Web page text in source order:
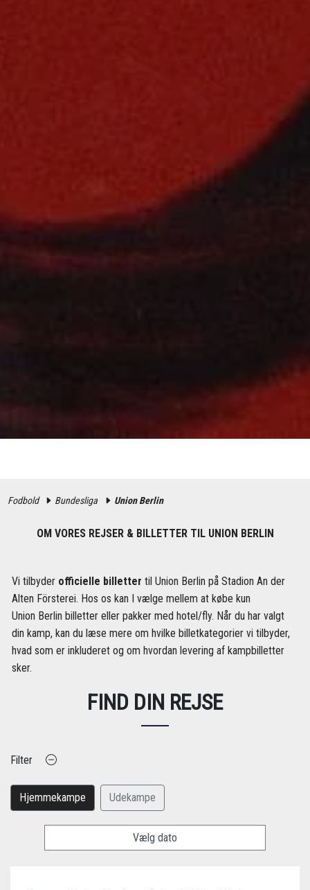
Fodbold Bundesliga Union Berlin
OM VORES REJSER & BILLETTER TIL UNION BERLIN
Vi tilbyder officielle billetter til Union Berlin på Stadion An der
Alten Försterei. Hos os kan I vælge mellem at købe kun
Union Berlin billetter eller pakker med hotel/fly. Når du har valgt
din kamp, kan du læse mere om hvilke billetkategorier vi tilbyder,
hvad som er inkluderet og om hvordan levering af kampbilletter
sker.